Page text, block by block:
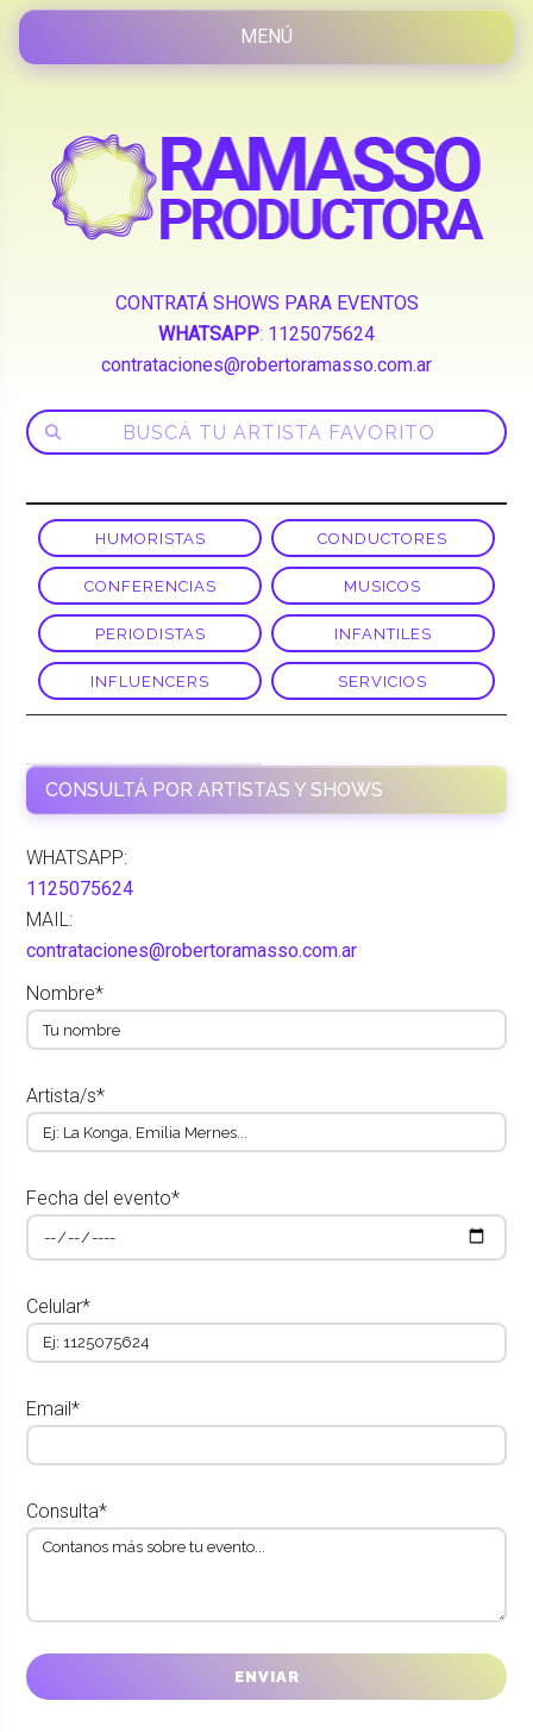
CONTRATÁ SHOWS PARA EVENTOS
WHATSAPP: 1125075624
contrataciones@robertoramasso.com.ar
HUMORISTAS CONDUCTORES
CONFERENCIAS MUSICOS
PERIODISTAS INFANTILES
INFLUENCERS SERVICIOS
BANDIDOS, TRIBUTO A
LOS FABULOSOS
CONSULTÁ POR ARTISTAS Y SHOWS
WHATSAPP:
1125075624
MAIL:
contrataciones@robertoramasso.com.ar
Nombre*
Artista/s*
Fecha del evento*
Celular*
Email*
Consulta*